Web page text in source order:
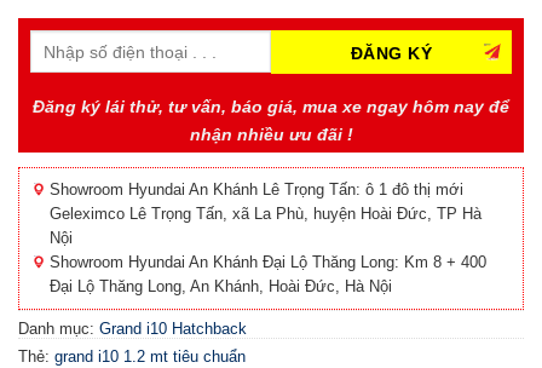
Đăng ký lái thử, tư vấn, báo giá, mua xe ngay hôm nay để
nhận nhiều ưu đãi !
Showroom Hyundai An Khánh Lê Trọng Tấn: ô 1 đô thị mới
Geleximco Lê Trọng Tấn, xã La Phù, huyện Hoài Đức, TP Hà
Nội
Showroom Hyundai An Khánh Đại Lộ Thăng Long: Km 8 + 400
Đại Lộ Thăng Long, An Khánh, Hoài Đức, Hà Nội
Danh mục: Grand i10 Hatchback
Thẻ: grand i10 1.2 mt tiêu chuẩn